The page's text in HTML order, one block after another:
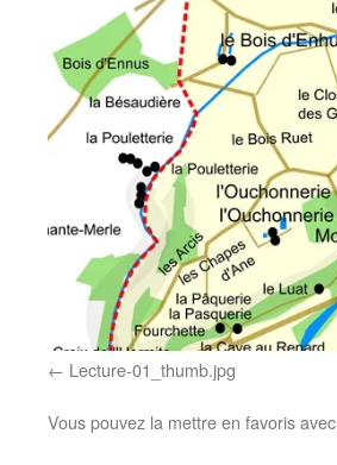
Lecture-01_thumb.jpg
Vous pouvez la mettre en favoris avec